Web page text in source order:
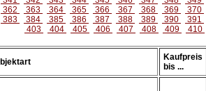
362 363 364 365 366 367 368 369 370
383 384 385 386 387 388 389 390 391
403
404 405 406 407 408 409 410
Kaufpreis
bis ...